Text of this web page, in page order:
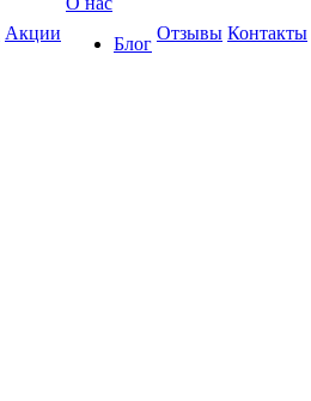
Акции
Блог
Отзывы Контакты